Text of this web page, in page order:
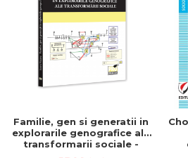
ADMINISTRATIVE
ȘTIINȚE ECONOMICE
ȘTIINȚE EXACTE
EDUCAȚIE FIZICĂ ȘI SPORT
PREUNIVERSITARIA
ÎN CURS DE APARIȚIE
NOUTĂȚI
Cum Cumpăr
Livrare
Politica de Retur
Formular de Retur
Familie, gen si generatii in
explorarile genografice ale
transformarii sociale -